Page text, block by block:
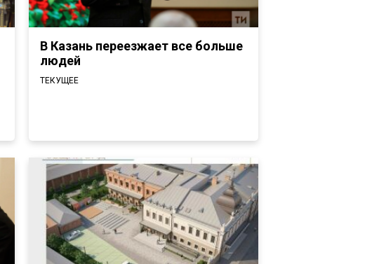
В Казань переезжает все больше
людей
ТЕКУЩЕЕ